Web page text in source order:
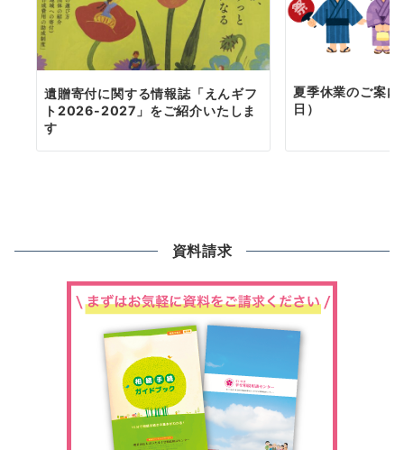
遺贈寄付に関する情報誌「えんギフ
ト2026-2027」をご紹介いたしま
す
夏季休業のご案
日）
資料請求